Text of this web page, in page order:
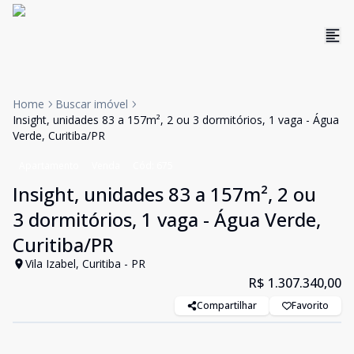
Home
Buscar imóvel
Insight, unidades 83 a 157m², 2 ou 3 dormitórios, 1 vaga - Água
Verde, Curitiba/PR
Insight, unidades 83 a 157m², 2 ou
3 dormitórios, 1 vaga - Água Verde,
Curitiba/PR
Vila Izabel, Curitiba - PR
R$ 1.307.340,00
Compartilhar Favorito